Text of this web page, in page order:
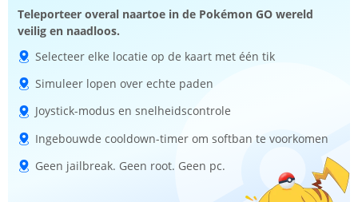
Teleporteer overal naartoe in de Pokémon GO wereld
veilig en naadloos.
Selecteer elke locatie op de kaart met één tik
Simuleer lopen over echte paden
Joystick-modus en snelheidscontrole
Ingebouwde cooldown-timer om softban te voorkomen
Geen jailbreak. Geen root. Geen pc.